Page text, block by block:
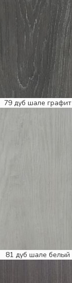
79 дуб шале графит
81 дуб шале белый